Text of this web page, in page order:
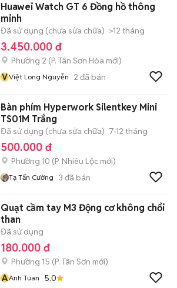
Huawei Watch GT 6 Đồng hồ thông
minh
Đã sử dụng (chưa sửa chữa) >12 tháng
3.450.000 đ
Phường 2 (P. Tân Sơn Hòa mới)
VViệt Long Nguyễn 2 đã bán
Bàn phím Hyperwork Silentkey Mini
TS01M Trắng
Đã sử dụng (chưa sửa chữa) 7-12 tháng
500.000 đ
Phường 10 (P. Nhiêu Lộc mới)
Tạ Tấn Cường 3 đã bán
Quạt cầm tay M3 Động cơ không chổi
than
Đã sử dụng
180.000 đ
Phường 15 (P. Tân Sơn mới)
AAnh Tuan 5.0